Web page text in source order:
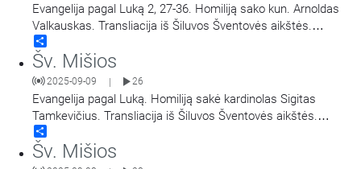
Evangelija pagal Luką 2, 27-36. Homiliją sako kun. Arnoldas
Valkauskas. Transliacija iš Šiluvos Šventovės aikštės.
Didieji Švč. Mergelės Marijos Gimimo atlaidai.
Šv. Mišios
2025-09-09 | 26
Evangelija pagal Luką. Homiliją sakė kardinolas Sigitas
Tamkevičius. Transliacija iš Šiluvos Šventovės aikštės.
Didieji Švč. Mergelės Marijos Gimimo atlaidai.
Šv. Mišios